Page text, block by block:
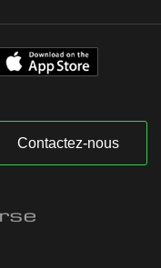
Contactez-nous